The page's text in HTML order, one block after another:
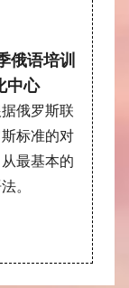
俄语培训
中心
俄罗斯联
标准的对
最基本的
。